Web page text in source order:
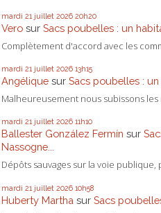
mardi 21 juillet 2026 20h20
Vero sur Sacs poubelles : un
Complètement d'accord avec les
mardi 21 juillet 2026 13h15
Angélique sur Sacs poubelles : un
Malheureusement nous subissons les
mardi 21 juillet 2026 11h10
Ballester González Fermín sur
Nassogne...
Dépôts sauvages sur la voie
mardi 21 juillet 2026 10h58
Huberty Martha sur Sacs